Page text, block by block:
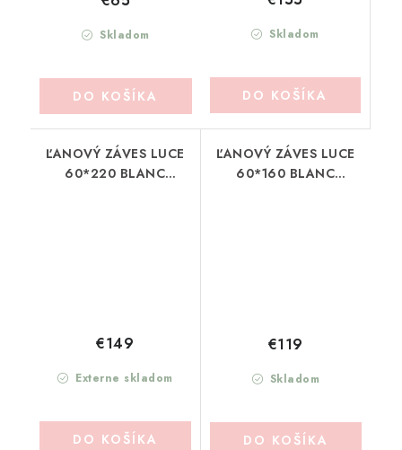
Skladom
DO KOŠÍKA
Skladom
DO KOŠÍKA
ĽANOVÝ ZÁVES LUCE
60*220 BLANC
Externe skladom
€149
DO KOŠÍKA
ĽANOVÝ ZÁVES LUCE
60*160 BLANC
Skladom
€119
DO KOŠÍKA